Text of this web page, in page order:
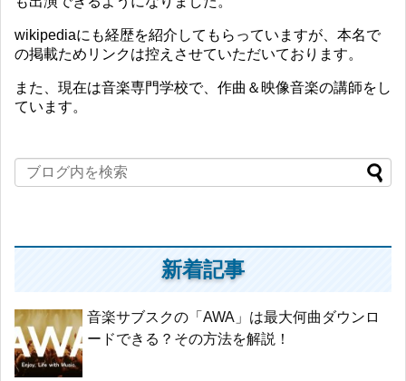
wikipediaにも経歴を紹介してもらっていますが、本名で
の掲載ためリンクは控えさせていただいております。
また、現在は音楽専門学校で、作曲＆映像音楽の講師をし
ています。
新着記事
音楽サブスクの「AWA」は最大何曲ダウンロ
ードできる？その方法を解説！